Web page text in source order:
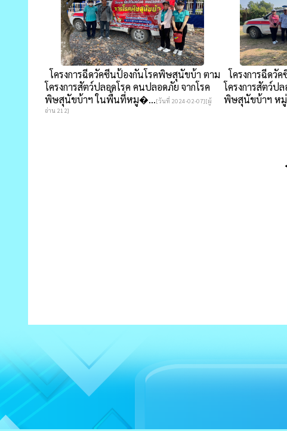
โครงการฉีดวัคซีนป้องกันโรคพิษสุนัขบ้า ตาม
โครงการสัตว์ปลอดโรค คนปลอดภัย จากโรค
พิษสุนัขบ้าฯ ในพื้นที่หมู�...[วันที่ 2024-02-07][ผู้
อ่าน 212]
โครงการฉีดวั
โครงการสัตว์ป
พิษสุนัขบ้าฯ ห